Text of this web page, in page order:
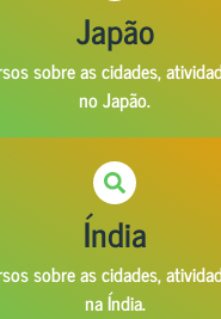
Japão
sobre as cidades,
no Japão.
Índia
sobre as cidades,
na Índia.